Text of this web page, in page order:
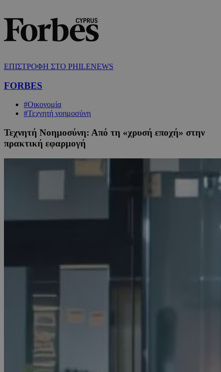
ΕΠΙΣΤΡΟΦΗ ΣΤΟ PHILENEWS
FORBES
#Οικονομία
#Τεχνητή νοημοσύνη
Τεχνητή Νοημοσύνη: Από τη «χρυσή εποχή» στην
πρακτική εφαρμογή